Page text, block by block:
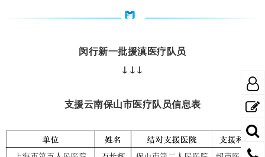
闵行新一批援滇医疗队员
↓↓↓
支援云南保山市医疗队员信息表